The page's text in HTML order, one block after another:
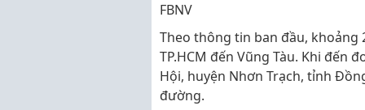
FBNV
Theo thông tin ban đầu,
TP.HCM đến Vũng Tàu. Khi đến
Hội, huyện Nhơn Trạch, tỉnh
đường.